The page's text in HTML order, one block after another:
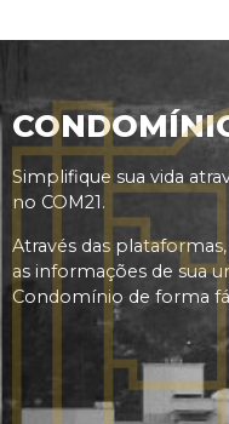
Simplifique sua vida
no COM21.
Através das
as informações de sua
Condomínio de forma